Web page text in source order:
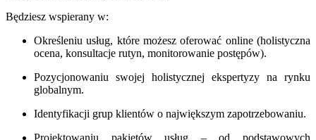
Będziesz wspierany w:
Określeniu usług, które możesz oferować online (holistyczna
ocena, konsultacje rutyn, monitorowanie postępów).
Pozycjonowaniu swojej holistycznej ekspertyzy na rynku
globalnym.
Identyfikacji grup klientów o największym zapotrzebowaniu.